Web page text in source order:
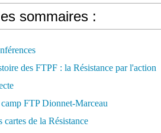
sommaires :
des FTPF : la Résistance par l'action
FTP Dionnet-Marceau
cartes de la Résistance